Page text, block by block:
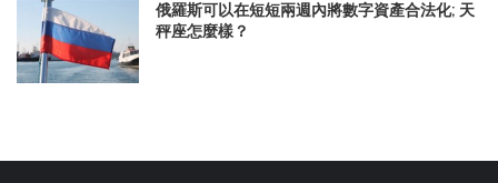
俄羅斯可以在短短兩週內將數字資產合法化; 天
秤座怎麼樣？